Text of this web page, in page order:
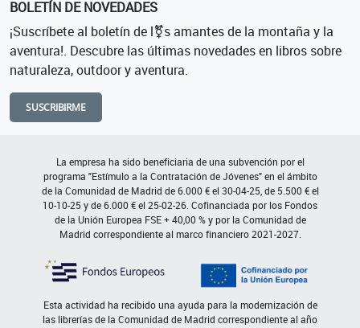
BOLETÍN DE NOVEDADES
¡Suscríbete al boletín de l⚧s amantes de la montaña y la
aventura!. Descubre las últimas novedades en libros sobre
naturaleza, outdoor y aventura.
SUSCRIBIRME
La empresa ha sido beneficiaria de una subvención por el
programa "Estímulo a la Contratación de Jóvenes" en el ámbito
de la Comunidad de Madrid de 6.000 € el 30-04-25, de 5.500 € el
10-10-25 y de 6.000 € el 25-02-26. Cofinanciada por los Fondos
de la Unión Europea FSE + 40,00 % y por la Comunidad de
Madrid correspondiente al marco financiero 2021-2027.
Esta actividad ha recibido una ayuda para la modernización de
las librerías de la Comunidad de Madrid correspondiente al año